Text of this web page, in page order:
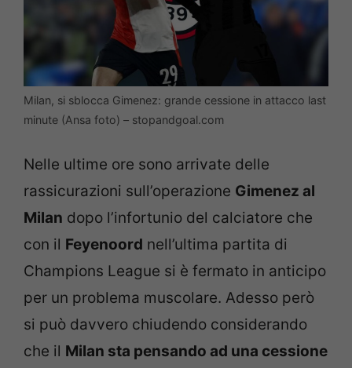
Milan, si sblocca Gimenez: grande cessione in attacco last
minute (Ansa foto) – stopandgoal.com
Nelle ultime ore sono arrivate delle
rassicurazioni sull’operazione Gimenez al
Milan dopo l’infortunio del calciatore che
con il Feyenoord nell’ultima partita di
Champions League si è fermato in anticipo
per un problema muscolare. Adesso però
si può davvero chiudendo considerando
che il Milan sta pensando ad una cessione